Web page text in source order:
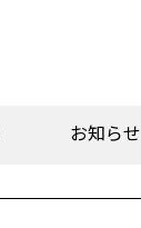
お知らせ